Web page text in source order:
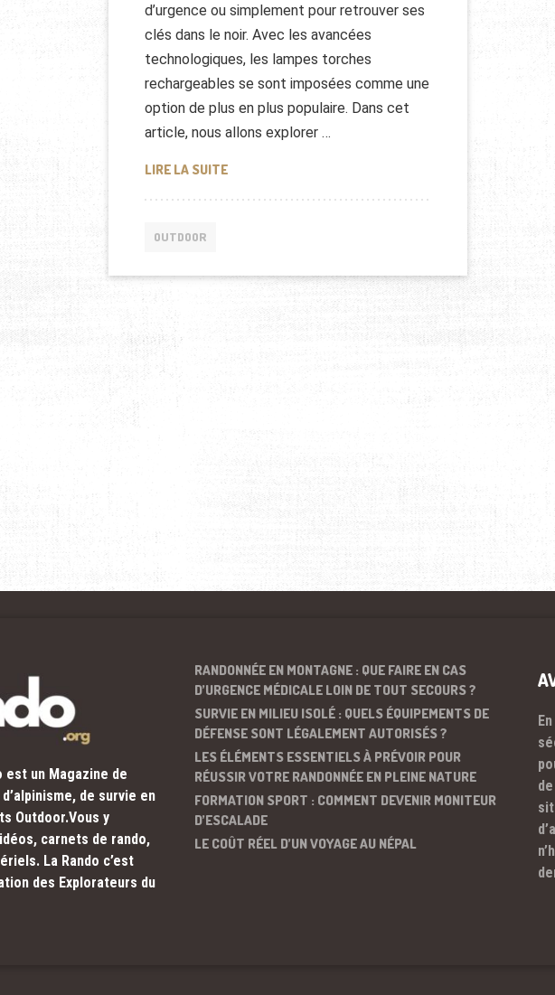
d’urgence ou simplement pour retrouver ses
clés dans le noir. Avec les avancées
technologiques, les lampes torches
rechargeables se sont imposées comme une
option de plus en plus populaire. Dans cet
article, nous allons explorer …
LIRE LA SUITEPOURQUOI PRIVILÉGIER UNE LAMPE TORCHE
OUTDOOR
est un Magazine de
de survie en
Outdoor.Vous y
carnets de rando,
La Rando c’est
des Explorateurs du
RANDONNÉE EN MONTAGNE : QUE FAIRE EN CAS
D’URGENCE MÉDICALE LOIN DE TOUT SECOURS ?
SURVIE EN MILIEU ISOLÉ : QUELS ÉQUIPEMENTS DE
DÉFENSE SONT LÉGALEMENT AUTORISÉS ?
LES ÉLÉMENTS ESSENTIELS À PRÉVOIR POUR
RÉUSSIR VOTRE RANDONNÉE EN PLEINE NATURE
FORMATION SPORT : COMMENT DEVENIR MONITEUR
D’ESCALADE
LE COÛT RÉEL D’UN VOYAGE AU NÉPAL